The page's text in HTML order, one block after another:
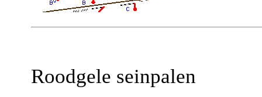
Roodgele seinpalen